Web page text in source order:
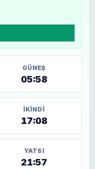
GÜNEŞ
05:58
İKINDI
17:08
YATSI
21:57